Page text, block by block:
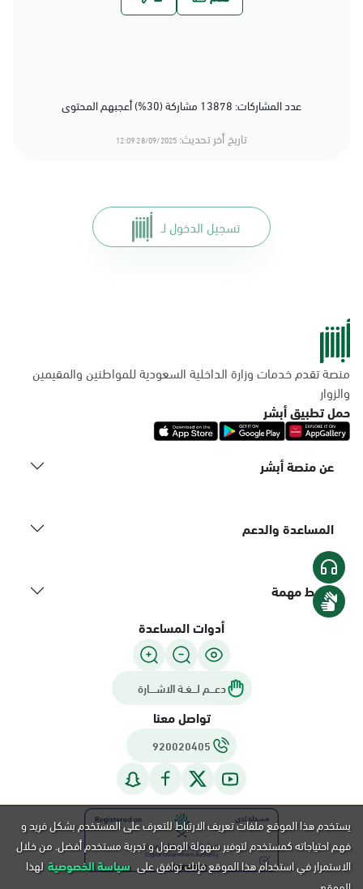
عدد المشاركات: 13878 مشاركة (30%) أعجبهم المحتوى
تاريخ أخر تحديث: 28/09/2025 12:09
تسجيل الدخول لـ
منصة تقدم خدمات وزارة الداخلية السعودية للمواطنين والمقيمين
والزوار
حمل تطبيق أبشر
عن منصة أبشر
المساعدة والدعم
روابط مهمة
أدوات المساعدة
دعـــم لـــغـة الاشــــارة
تواصل معنا
920020405
يستخدم هذا الموقع ملفات تعريف الارتباط للتعرف على المستخدم بشكل فريد و
فهم احتياجاته كمستخدم لتوفير سهولة الوصول و تجربة مستخدم أفضل. من خلال
الاستمرار في استخدام هذا الموقع فإنك توافق على سياسة الخصوصية لهذا